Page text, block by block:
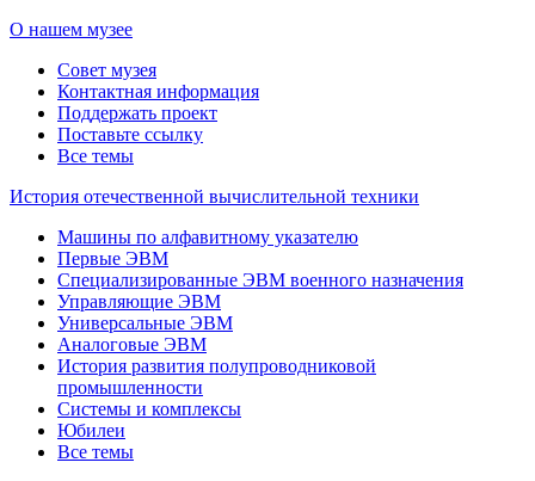
О нашем музее
Совет музея
Контактная информация
Поддержать проект
Поставьте ссылку
Все темы
История отечественной вычислительной техники
Машины по алфавитному указателю
Первые ЭВМ
Специализированные ЭВМ военного назначения
Управляющие ЭВМ
Универсальные ЭВМ
Аналоговые ЭВМ
История развития полупроводниковой
промышленности
Системы и комплексы
Юбилеи
Все темы